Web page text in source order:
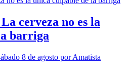
cerveza no es la
barriga